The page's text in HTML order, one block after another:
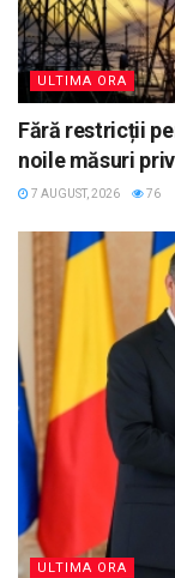
ULTIMA ORA
Fără restricții
noile măsuri
7 AUGUST, 2026 76
ULTIMA ORA